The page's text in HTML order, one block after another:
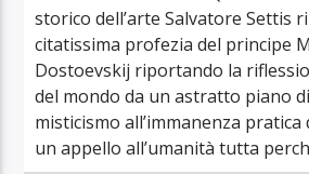
storico dell’arte Salvatore Settis
citatissima profezia del principe
Dostoevskij riportando la
del mondo da un astratto piano
misticismo all’immanenza pratica
un appello all’umanità tutta